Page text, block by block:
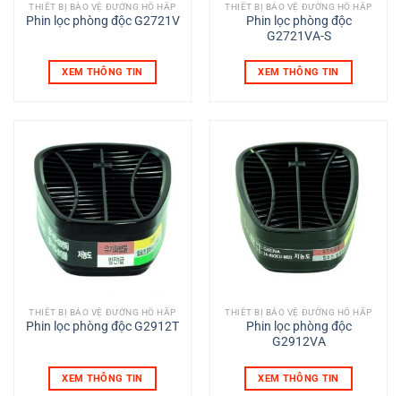
THIẾT BỊ BẢO VỆ ĐƯỜNG HÔ HẤP
Phin lọc phòng độc G2721V
XEM THÔNG TIN
THIẾT BỊ BẢO VỆ ĐƯỜNG HÔ HẤP
Phin lọc phòng độc
G2721VA-S
XEM THÔNG TIN
THIẾT BỊ BẢO VỆ ĐƯỜNG HÔ HẤP
Phin lọc phòng độc G2912T
XEM THÔNG TIN
THIẾT BỊ BẢO VỆ ĐƯỜNG HÔ HẤP
Phin lọc phòng độc
G2912VA
XEM THÔNG TIN